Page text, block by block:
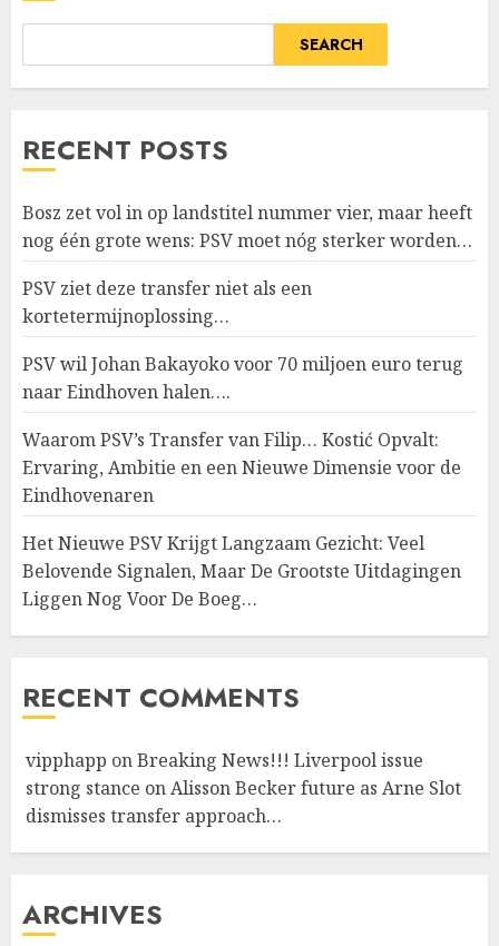
SEARCH
RECENT POSTS
Bosz zet vol in op landstitel nummer vier, maar heeft
nog één grote wens: PSV moet nóg sterker worden…
PSV ziet deze transfer niet als een
kortetermijnoplossing…
PSV wil Johan Bakayoko voor 70 miljoen euro terug
naar Eindhoven halen….
Waarom PSV’s Transfer van Filip… Kostić Opvalt:
Ervaring, Ambitie en een Nieuwe Dimensie voor de
Eindhovenaren
Het Nieuwe PSV Krijgt Langzaam Gezicht: Veel
Belovende Signalen, Maar De Grootste Uitdagingen
Liggen Nog Voor De Boeg…
RECENT COMMENTS
vipphapp onBreaking News!!! Liverpool issue
strong stance on Alisson Becker future as Arne Slot
dismisses transfer approach…
ARCHIVES